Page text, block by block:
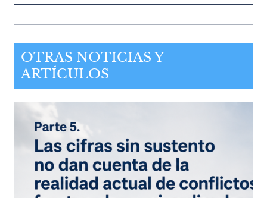
OTRAS NOTICIAS Y
ARTÍCULOS